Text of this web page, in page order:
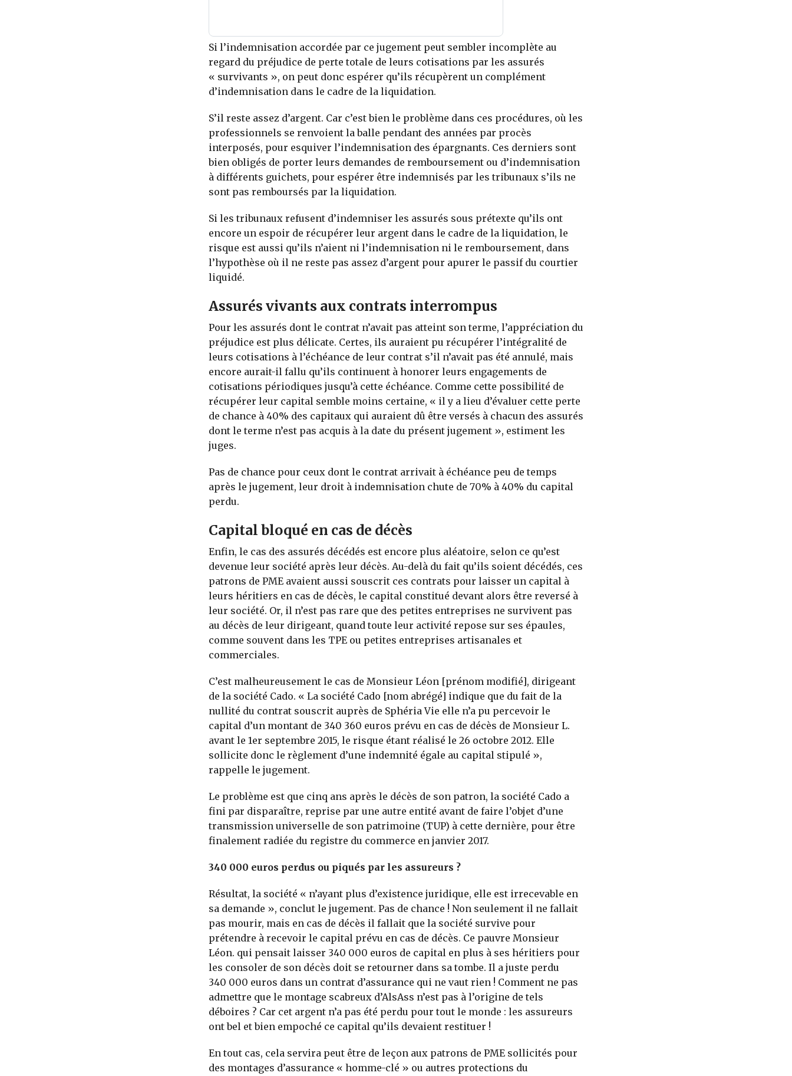
Si l’indemnisation accordée par ce jugement peut sembler incomplète au
regard du préjudice de perte totale de leurs cotisations par les assurés
« survivants », on peut donc espérer qu’ils récupèrent un complément
d’indemnisation dans le cadre de la liquidation.
S’il reste assez d’argent. Car c’est bien le problème dans ces procédures, où les
professionnels se renvoient la balle pendant des années par procès
interposés, pour esquiver l’indemnisation des épargnants. Ces derniers sont
bien obligés de porter leurs demandes de remboursement ou d’indemnisation
à différents guichets, pour espérer être indemnisés par les tribunaux s’ils ne
sont pas remboursés par la liquidation.
Si les tribunaux refusent d’indemniser les assurés sous prétexte qu’ils ont
encore un espoir de récupérer leur argent dans le cadre de la liquidation, le
risque est aussi qu’ils n’aient ni l’indemnisation ni le remboursement, dans
l’hypothèse où il ne reste pas assez d’argent pour apurer le passif du courtier
liquidé.
Assurés vivants aux contrats interrompus
Pour les assurés dont le contrat n’avait pas atteint son terme, l’appréciation du
préjudice est plus délicate. Certes, ils auraient pu récupérer l’intégralité de
leurs cotisations à l’échéance de leur contrat s’il n’avait pas été annulé, mais
encore aurait-il fallu qu’ils continuent à honorer leurs engagements de
cotisations périodiques jusqu’à cette échéance. Comme cette possibilité de
récupérer leur capital semble moins certaine, « il y a lieu d’évaluer cette perte
de chance à 40% des capitaux qui auraient dû être versés à chacun des assurés
dont le terme n’est pas acquis à la date du présent jugement », estiment les
juges.
Pas de chance pour ceux dont le contrat arrivait à échéance peu de temps
après le jugement, leur droit à indemnisation chute de 70% à 40% du capital
perdu.
Capital bloqué en cas de décès
Enfin, le cas des assurés décédés est encore plus aléatoire, selon ce qu’est
devenue leur société après leur décès. Au-delà du fait qu’ils soient décédés, ces
patrons de PME avaient aussi souscrit ces contrats pour laisser un capital à
leurs héritiers en cas de décès, le capital constitué devant alors être reversé à
leur société. Or, il n’est pas rare que des petites entreprises ne survivent pas
au décès de leur dirigeant, quand toute leur activité repose sur ses épaules,
comme souvent dans les TPE ou petites entreprises artisanales et
commerciales.
C’est malheureusement le cas de Monsieur Léon [prénom modifié], dirigeant
de la société Cado. « La société Cado [nom abrégé] indique que du fait de la
nullité du contrat souscrit auprès de Sphéria Vie elle n’a pu percevoir le
capital d’un montant de 340 360 euros prévu en cas de décès de Monsieur L.
avant le 1er septembre 2015, le risque étant réalisé le 26 octobre 2012. Elle
sollicite donc le règlement d’une indemnité égale au capital stipulé »,
rappelle le jugement.
Le problème est que cinq ans après le décès de son patron, la société Cado a
fini par disparaître, reprise par une autre entité avant de faire l’objet d’une
transmission universelle de son patrimoine (TUP) à cette dernière, pour être
finalement radiée du registre du commerce en janvier 2017.
340 000 euros perdus ou piqués par les assureurs ?
Résultat, la société « n’ayant plus d’existence juridique, elle est irrecevable en
sa demande », conclut le jugement. Pas de chance ! Non seulement il ne fallait
pas mourir, mais en cas de décès il fallait que la société survive pour
prétendre à recevoir le capital prévu en cas de décès. Ce pauvre Monsieur
Léon. qui pensait laisser 340 000 euros de capital en plus à ses héritiers pour
les consoler de son décès doit se retourner dans sa tombe. Il a juste perdu
340 000 euros dans un contrat d’assurance qui ne vaut rien ! Comment ne pas
admettre que le montage scabreux d’AlsAss n’est pas à l’origine de tels
déboires ? Car cet argent n’a pas été perdu pour tout le monde : les assureurs
ont bel et bien empoché ce capital qu’ils devaient restituer !
En tout cas, cela servira peut être de leçon aux patrons de PME sollicités pour
des montages d’assurance « homme-clé » ou autres protections du